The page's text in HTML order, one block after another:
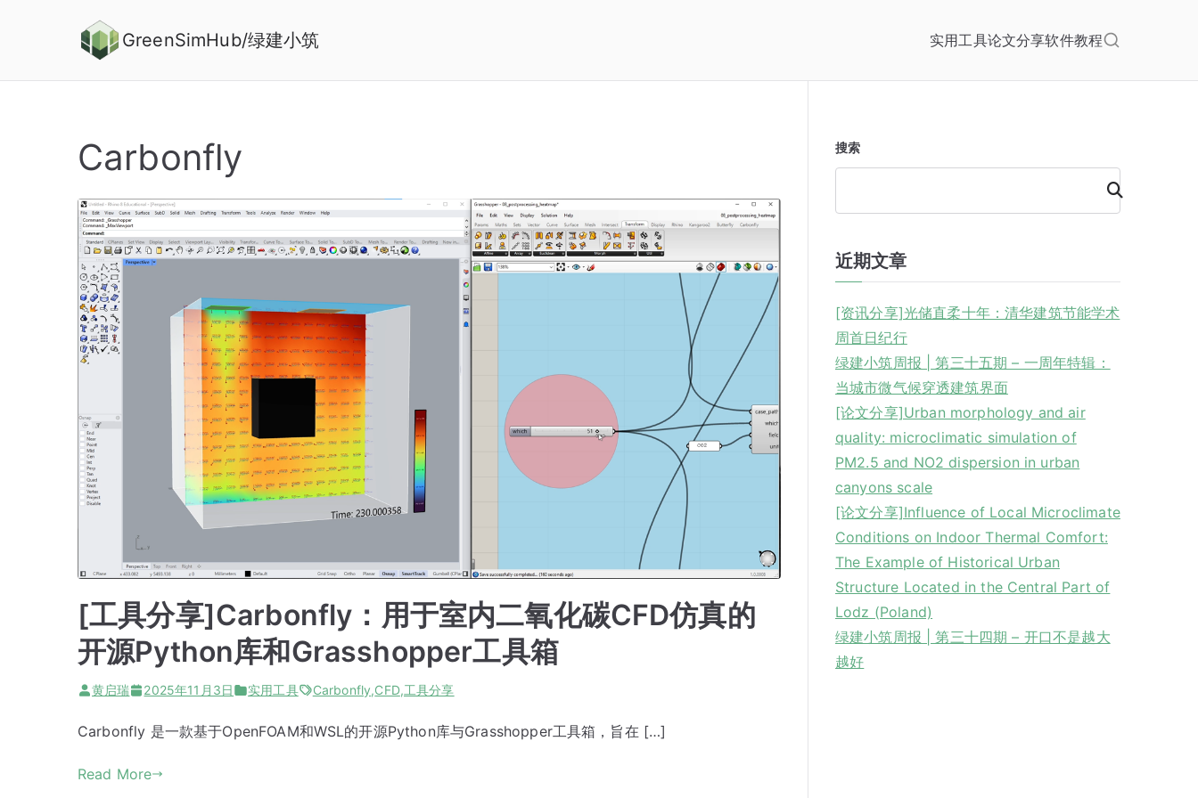
GreenSimHub/绿建小筑 实用工具论文分享软件教程
Carbonfly
[工具分享]Carbonfly：用于室内二氧化碳CFD仿真的
开源Python库和Grasshopper工具箱
黄启瑞 2025年11月3日 实用工具 Carbonfly,CFD,工具分享
Carbonfly 是一款基于OpenFOAM和WSL的开源Python库与Grasshopper工具箱，旨在 […]
Read More
搜索
搜
索
近期文章
[资讯分享]光储直柔十年：清华建筑节能学术
周首日纪行
绿建小筑周报 | 第三十五期 – 一周年特辑：
当城市微气候穿透建筑界面
[论文分享]Urban morphology and air
quality: microclimatic simulation of
PM2.5 and NO2 dispersion in urban
canyons scale
[论文分享]Influence of Local Microclimate
Conditions on Indoor Thermal Comfort:
The Example of Historical Urban
Structure Located in the Central Part of
Lodz (Poland)
绿建小筑周报 | 第三十四期 – 开口不是越大
越好